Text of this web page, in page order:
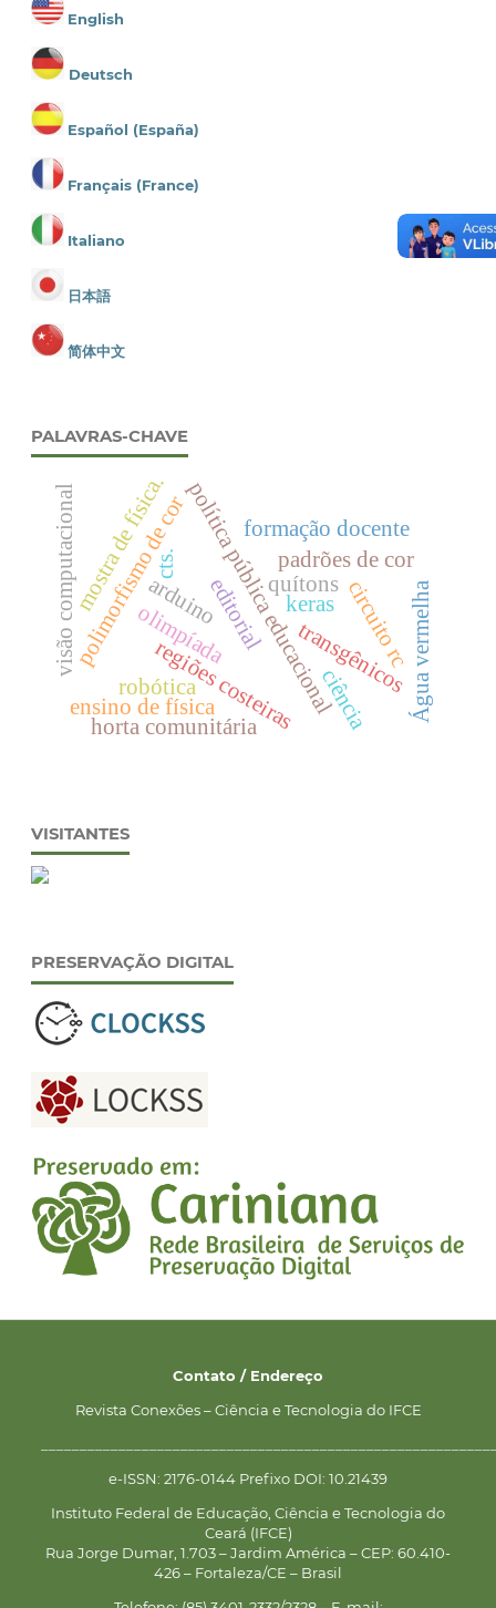
English
Deutsch
Español (España)
Français (France)
Italiano
日本語
简体中文
PALAVRAS-CHAVE
editorial
olimpíadapolítica pública educacionalpadrões de cor
polimorfismo de cor quítons
regiões costeiras
robótica
visão computacional keras
mostra de física. formação docente
transgênicos
cts.
horta comunitária
Água vermelha
ensino de física ciência
arduino circuito rc
VISITANTES
PRESERVAÇÃO DIGITAL
Contato / Endereço
Revista Conexões – Ciência e Tecnologia do IFCE
e-ISSN: 2176-0144 Prefixo DOI: 10.21439
Instituto Federal de Educação, Ciência e Tecnologia do
Ceará (IFCE)
Rua Jorge Dumar, 1.703 – Jardim América – CEP: 60.410-
426 – Fortaleza/CE – Brasil